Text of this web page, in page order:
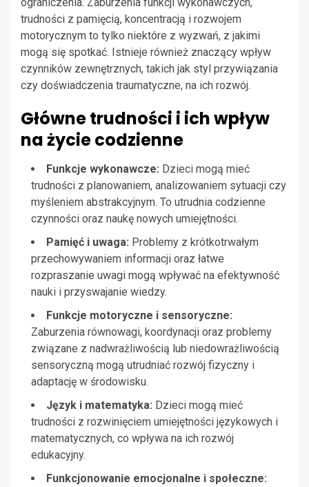
trudności z pamięcią, koncentracją i rozwojem
motorycznym to tylko niektóre z wyzwań, z jakimi
mogą się spotkać. Istnieje również znaczący wpływ
czynników zewnętrznych, takich jak styl przywiązania
czy doświadczenia traumatyczne, na ich rozwój.
Główne trudności i ich wpływ
na życie codzienne
Funkcje wykonawcze: Dzieci mogą mieć
trudności z planowaniem, analizowaniem sytuacji czy
myśleniem abstrakcyjnym. To utrudnia codzienne
czynności oraz naukę nowych umiejętności.
Pamięć i uwaga: Problemy z krótkotrwałym
przechowywaniem informacji oraz łatwe
rozpraszanie uwagi mogą wpływać na efektywność
nauki i przyswajanie wiedzy.
Funkcje motoryczne i sensoryczne:
Zaburzenia równowagi, koordynacji oraz problemy
związane z nadwrażliwością lub niedowrażliwością
sensoryczną mogą utrudniać rozwój fizyczny i
adaptację w środowisku.
Język i matematyka: Dzieci mogą mieć
trudności z rozwinięciem umiejętności językowych i
matematycznych, co wpływa na ich rozwój
edukacyjny.
Funkcjonowanie emocjonalne i społeczne: